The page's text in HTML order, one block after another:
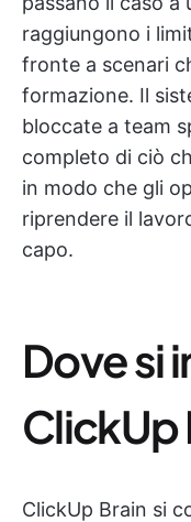
raggiungono i
fronte a scenari
formazione. Il
bloccate a team
completo di ciò
in modo che gli
riprendere il
capo.
Dove si
ClickUp
ClickUp Brain si